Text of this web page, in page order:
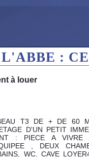
:
à louer
T3 DE + DE 60
D'UN PETIT
: PIECE A VIVRE
, DEUX
WC. CAVE